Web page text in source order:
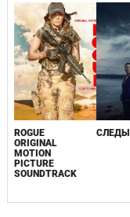
ROGUE
ORIGINAL
MOTION
PICTURE
SOUNDTRACK
СЛЕДЫ